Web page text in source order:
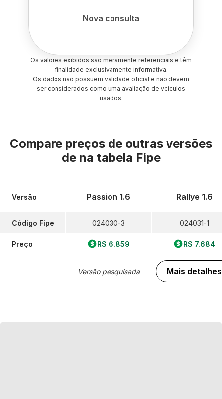
Nova consulta
Os valores exibidos são meramente referenciais e têm
finalidade exclusivamente informativa.
Os dados não possuem validade oficial e não devem
ser considerados como uma avaliação de veículos
usados.
Compare preços de outras versões
de na tabela Fipe
Versão
Código Fipe
Preço
Passion 1.6
024030-3
R$ 6.859
Versão pesquisada
Rallye 1.6
024031-1
R$ 7.684
Mais detalhes